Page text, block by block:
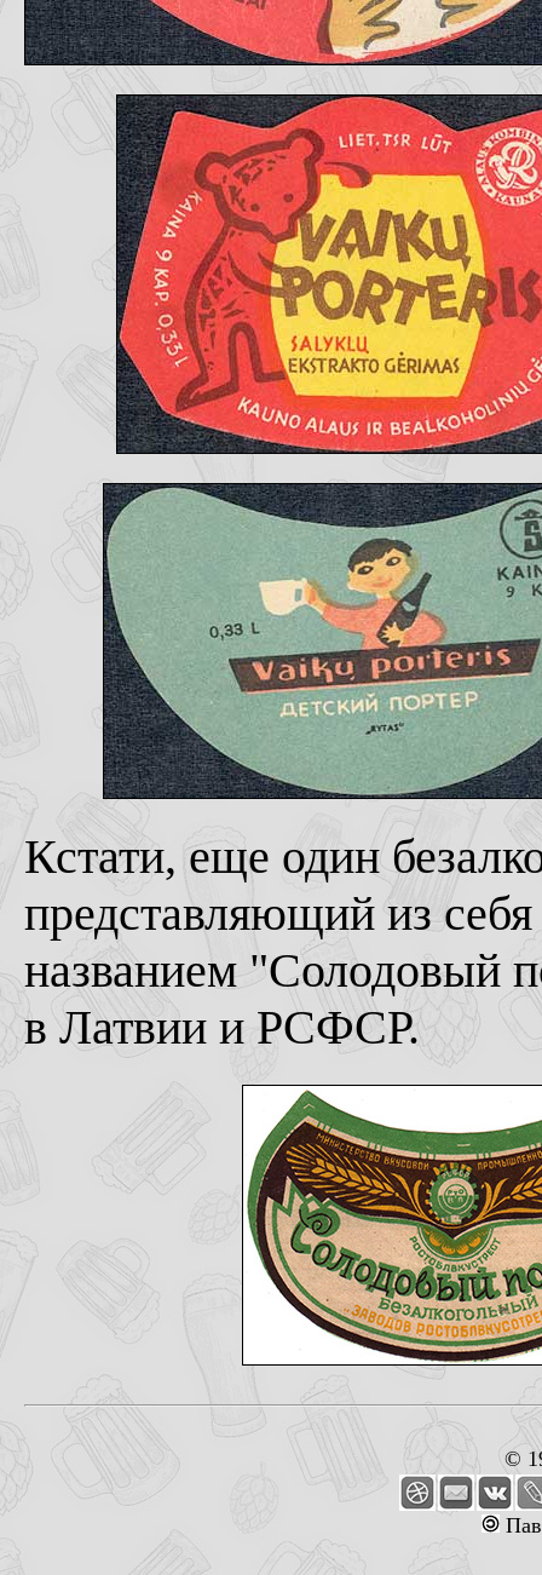
Кстати, еще один
представляющий из
названием "Солодовый
в Латвии и РСФСР.
©